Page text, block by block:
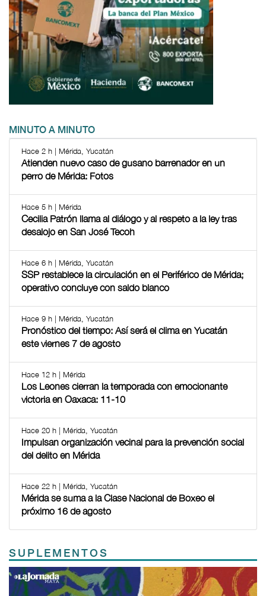
MINUTO A MINUTO
Hace 2 h | Mérida, Yucatán
Atienden nuevo caso de gusano barrenador en un
perro de Mérida: Fotos
Hace 5 h | Mérida
Cecilia Patrón llama al diálogo y al respeto a la ley tras
desalojo en San José Tecoh
Hace 6 h | Mérida, Yucatán
SSP restablece la circulación en el Periférico de Mérida;
operativo concluye con saldo blanco
Hace 9 h | Mérida, Yucatán
Pronóstico del tiempo: Así será el clima en Yucatán
este viernes 7 de agosto
Hace 12 h | Mérida
Los Leones cierran la temporada con emocionante
victoria en Oaxaca: 11-10
Hace 20 h | Mérida, Yucatán
Impulsan organización vecinal para la prevención social
del delito en Mérida
Hace 22 h | Mérida, Yucatán
Mérida se suma a la Clase Nacional de Boxeo el
próximo 16 de agosto
SUPLEMENTOS